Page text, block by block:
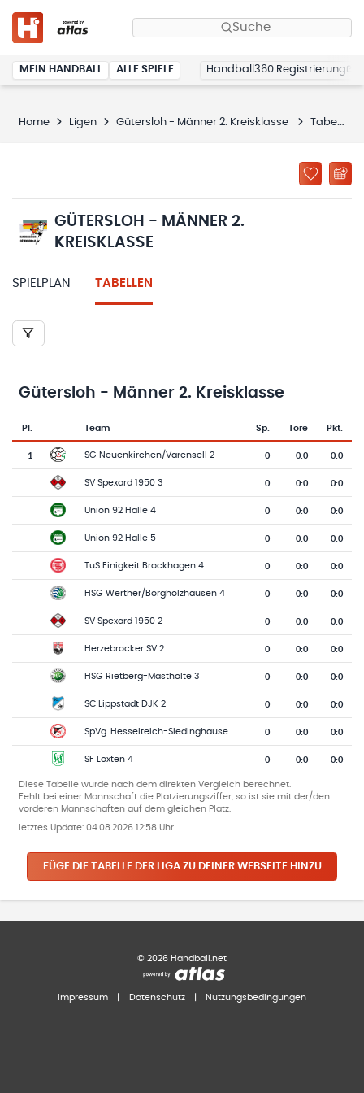
Suche
MEIN HANDBALL ALLE SPIELE Handball360 Registrierung
Home Ligen Gütersloh - Männer 2. Kreisklasse Tabellen
GÜTERSLOH - MÄNNER 2.
KREISKLASSE
SPIELPLAN TABELLEN
Gütersloh - Männer 2. Kreisklasse
Tabelle mit Vereinsplatzierungen, Spielen, Toren und Punkten
Pl.
Team-Logo
Team Sp. Tore Pkt.
1 SG Neuenkirchen/Varensell 2 0 0:0 0:0
SV Spexard 1950 3 0 0:0 0:0
Union 92 Halle 4 0 0:0 0:0
Union 92 Halle 5 0 0:0 0:0
TuS Einigkeit Brockhagen 4 0 0:0 0:0
HSG Werther/Borgholzhausen 4 0 0:0 0:0
SV Spexard 1950 2 0 0:0 0:0
Herzebrocker SV 2 0 0:0 0:0
HSG Rietberg-Mastholte 3 0 0:0 0:0
SC Lippstadt DJK 2 0 0:0 0:0
0 0:0 0:0
SF Loxten 4 0 0:0 0:0
Diese Tabelle wurde nach dem direkten Vergleich berechnet.
Fehlt bei einer Mannschaft die Platzierungsziffer, so ist sie mit der/den
vorderen Mannschaften auf dem gleichen Platz.
letztes Update: 04.08.2026 12:58 Uhr
FÜGE DIE TABELLE DER LIGA ZU DEINER WEBSEITE HINZU
© 2026 Handball.net
Impressum Datenschutz Nutzungsbedingungen